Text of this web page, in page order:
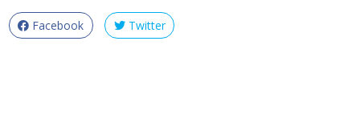
Facebook Twitter